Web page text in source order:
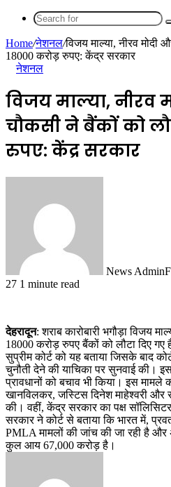
Home/नेशनल/विजय माल्या, नीरव
18000 करोड़ रुपए: केंद्र सरकार
नेशनल
विजय माल्या, नीरव
चौकसी ने बैंकों को
रुपए: केंद्र सरकार
News Admin
27 1 minute read
देहरादून: शराब कारोबारी भगौड़ा विजय
18000 करोड़ रुपए बैंकों को लौटा दिए
सुप्रीम कोर्ट को यह बताया जिसके बाद
चुनौती देने की याचिका पर सुनवाई की।
प्रावधानों को बचाव भी किया। इस मामले
खानविलकर, जस्टिस दिनेश माहेश्वरी और
की। वहीं, केंद्र सरकार का पक्ष
सरकार ने कोर्ट से बताया कि भारत में,
PMLA मामलों की जांच की जा रही है
कुल आय 67,000 करोड़ है।